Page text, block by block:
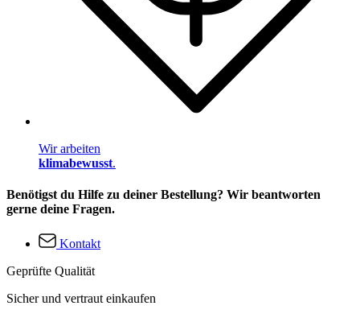
Wir arbeiten
klimabewusst.
Benötigst du Hilfe zu deiner Bestellung? Wir beantworten
gerne deine Fragen.
Kontakt
Geprüfte Qualität
Sicher und vertraut einkaufen